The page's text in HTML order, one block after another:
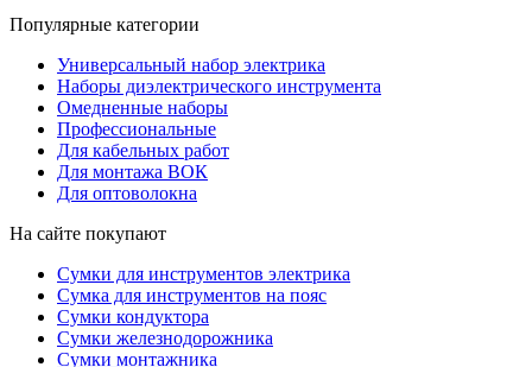
Популярные категории
Универсальный набор электрика
Наборы диэлектрического инструмента
Омедненные наборы
Профессиональные
Для кабельных работ
Для монтажа ВОК
Для оптоволокна
На сайте покупают
Сумки для инструментов электрика
Сумка для инструментов на пояс
Сумки кондуктора
Сумки железнодорожника
Сумки монтажника